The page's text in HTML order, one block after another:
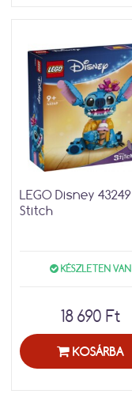
LEGO Disney 43249
Stitch
KÉSZLETEN VAN
18 690 Ft
KOSÁRBA